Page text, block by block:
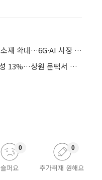
나인테크, 맥신 기반 전자파 차폐 소재 확대…6G·AI 시장 공략
美 클래리티 법안 연내 통과 가능성 13%…상원 문턱서 제동
슬퍼요
0
추가취재 원해요
0